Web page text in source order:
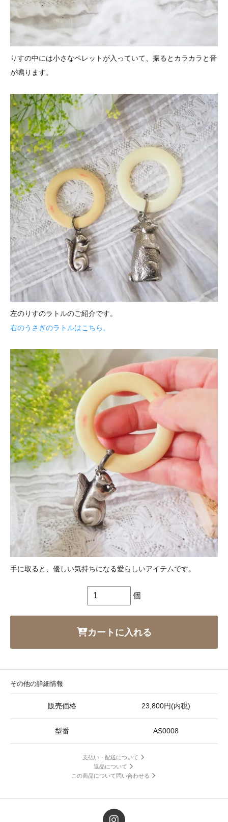
りすの中には小さなペレットが入っていて、振るとカラカラと音
が鳴ります。
左のりすのラトルのご紹介です。
右のうさぎのラトルはこちら。
手に取ると、優しい気持ちになる愛らしいアイテムです。
個
カートに入れる
その他の詳細情報
販売価格 23,800円(内税)
型番 AS0008
支払い・配送について
返品について
この商品について問い合わせる